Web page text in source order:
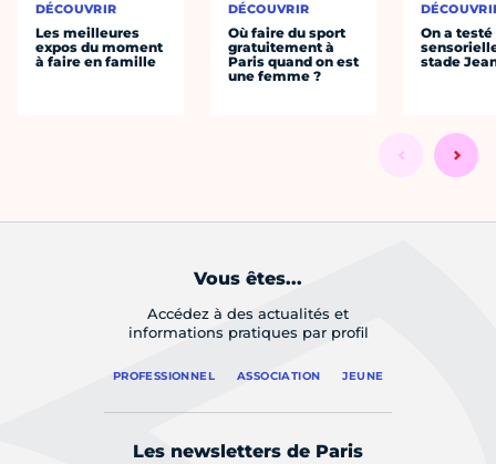
DÉCOUVRIR
Les meilleures
expos du moment
à faire en famille
DÉCOUVRIR
Où faire du sport
gratuitement à
Paris quand on est
une femme ?
On a
stade
Vous êtes...
Accédez à des actualités et
informations pratiques par profil
PROFESSIONNEL ASSOCIATION JEUNE
Les newsletters de Paris